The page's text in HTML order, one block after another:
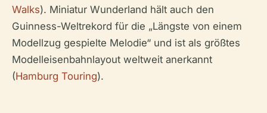
Walks). Miniatur Wunderland hält auch den
Guinness-Weltrekord für die „Längste von einem
Modellzug gespielte Melodie“ und ist als größtes
Modelleisenbahnlayout weltweit anerkannt
(Hamburg Touring).